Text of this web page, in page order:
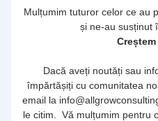
Mulțumim tuturor celor ce au
și ne-au susținut
Dacă aveți noutăți sau
împărtășiți cu comunitatea
email la
le citim.  Vă mulțumim pentru